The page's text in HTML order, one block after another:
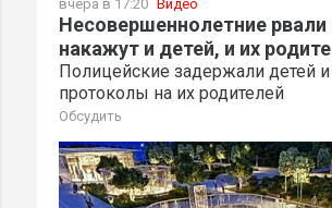
вчера в 17:20 Видео
Несовершеннолетние
накажут и детей, и их
Полицейские задержали детей и
протоколы на их родителей
Обсудить